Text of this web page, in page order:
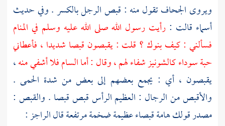
ويروى الجحاف تقول منه : قبص الرجل بالكسر . وفي حديث
أسماء قالت : رأيت رسول الله صلى الله عليه وسلم في المنام
فسألني : كيف بنوك ؟ قلت : يقبصون قبصا شديدا ، فأعطاني
حبة سوداء كالشونيز شفاء لهم ، وقال : أما السام فلا أشفي منه،
يقبصون ، أي : يجمع بعضهم إلى بعض من شدة الحمى .
والأقبص من الرجال : العظيم الرأس قبص قبصا . والقبص :
مصدر قولك هامة قبصاء عظيمة ضخمة مرتفعة قال الراجز :